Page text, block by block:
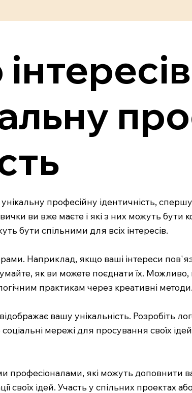
професійну ідентичність,
ви вже маєте і які з них можуть бути
бути спільними для всіх інтересів.
Наприклад, якщо ваші інтереси
як ви можете поєднати їх.
практикам через креативні методи.
вашу унікальність. Розробіть
мережі для просування своїх
професіоналами, які можуть доповнити
своїх ідей. Участь у спільних